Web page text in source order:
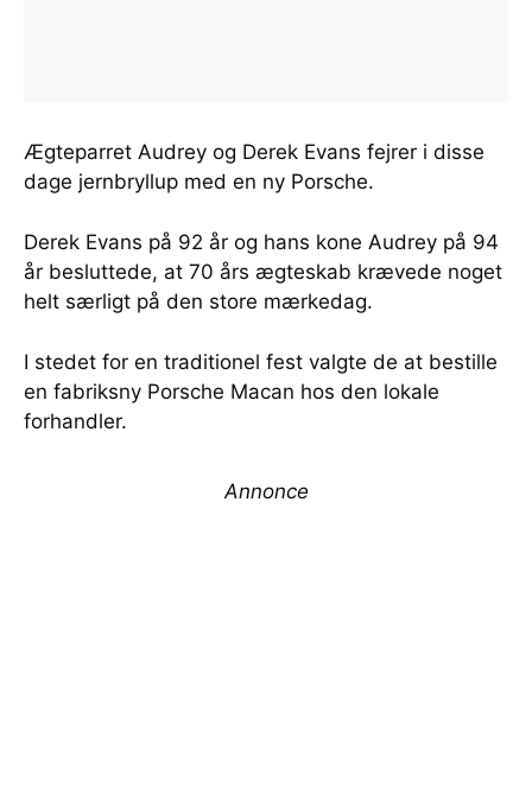
Ægteparret Audrey og Derek Evans fejrer i disse
dage jernbryllup med en ny Porsche.
Derek Evans på 92 år og hans kone Audrey på 94
år besluttede, at 70 års ægteskab krævede noget
helt særligt på den store mærkedag.
I stedet for en traditionel fest valgte de at bestille
en fabriksny Porsche Macan hos den lokale
forhandler.
Annonce